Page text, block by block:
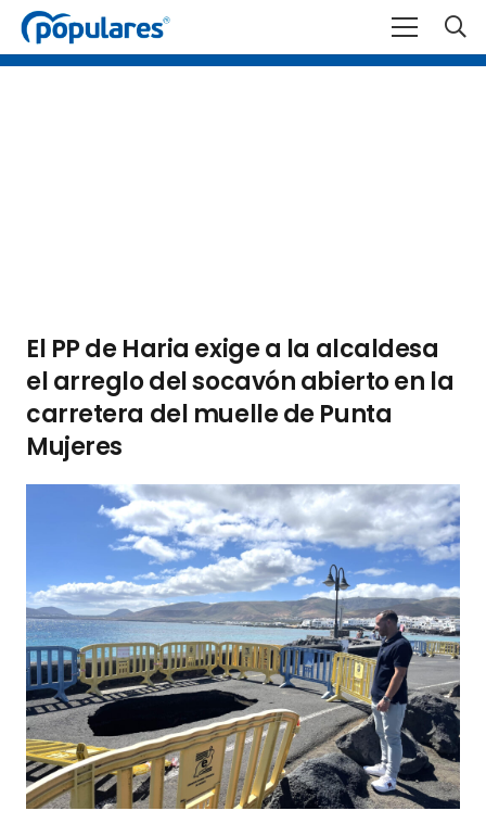
El PP de Haria exige a la alcaldesa
el arreglo del socavón abierto en la
carretera del muelle de Punta
Mujeres